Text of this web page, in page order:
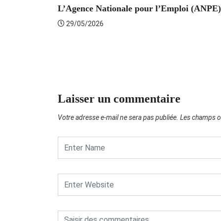
L’Agence Nationale pour l’Emploi
29/05/2026
Laisser un commentaire
Votre adresse e-mail ne sera pas publiée. Les champs